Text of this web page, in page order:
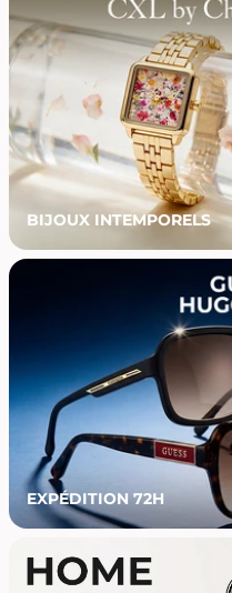
BIJOUX INTEMPORELS
EXPÉDITION 72H